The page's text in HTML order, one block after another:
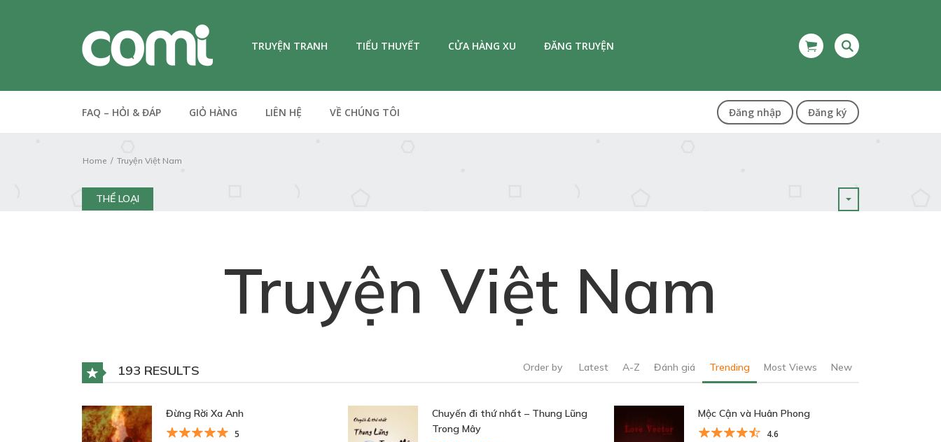
TRUYỆN TRANH TIỂU THUYẾT CỬA HÀNG XU ĐĂNG TRUYỆN
FAQ – HỎI & ĐÁP GIỎ HÀNG LIÊN HỆ VỀ CHÚNG TÔI Đăng nhập Đăng ký
Home Truyện Việt Nam
THỂ LOẠI
Truyện Việt Nam
193 RESULTS Order by Latest A-Z Đánh giá Trending Most Views New
Đừng Rời Xa Anh
5
Chuyến đi thứ nhất – Thung Lũng
Trong Mây
Mộc Cận và Huân Phong
4.6